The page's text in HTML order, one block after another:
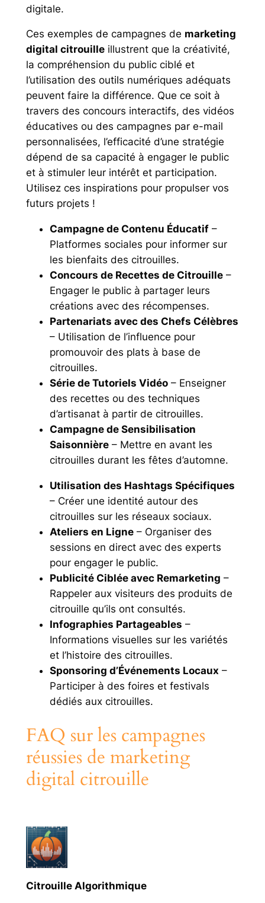
digitale.
Ces exemples de campagnes de marketing
digital citrouilleillustrent que la créativité,
la compréhension du public ciblé et
l’utilisation des outils numériques adéquats
peuvent faire la différence. Que ce soit à
travers des concours interactifs, des vidéos
éducatives ou des campagnes par e-mail
personnalisées, l’efficacité d’une stratégie
dépend de sa capacité à engager le public
et à stimuler leur intérêt et participation.
Utilisez ces inspirations pour propulser vos
futurs projets !
Campagne de Contenu Éducatif–
Platformes sociales pour informer sur
les bienfaits des citrouilles.
Concours de Recettes de Citrouille–
Engager le public à partager leurs
créations avec des récompenses.
Partenariats avec des Chefs Célèbres
– Utilisation de l’influence pour
promouvoir des plats à base de
citrouilles.
Série de Tutoriels Vidéo– Enseigner
des recettes ou des techniques
d’artisanat à partir de citrouilles.
Campagne de Sensibilisation
Saisonnière– Mettre en avant les
citrouilles durant les fêtes d’automne.
Utilisation des Hashtags Spécifiques
– Créer une identité autour des
citrouilles sur les réseaux sociaux.
Ateliers en Ligne– Organiser des
sessions en direct avec des experts
pour engager le public.
Publicité Ciblée avec Remarketing –
Rappeler aux visiteurs des produits de
citrouille qu’ils ont consultés.
Infographies Partageables –
Informations visuelles sur les variétés
et l’histoire des citrouilles.
Sponsoring d’Événements Locaux –
Participer à des foires et festivals
dédiés aux citrouilles.
FAQ sur les campagnes
réussies de marketing
digital citrouille
Citrouille Algorithmique